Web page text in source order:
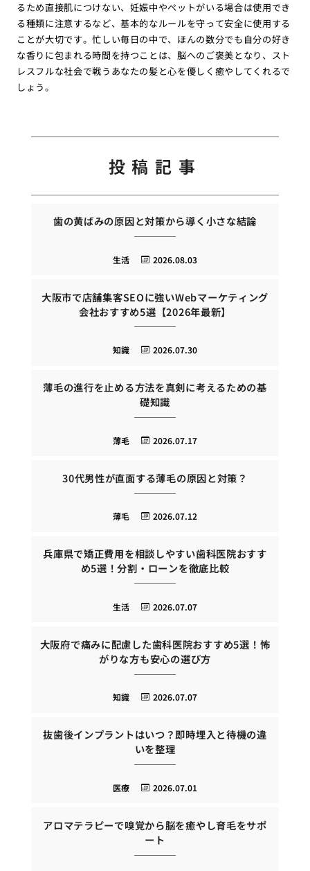
るため直接肌につけない、妊娠中やペットがいる場合は使用でき
る種類に注意するなど、基本的なルールを守って安全に使用する
ことが大切です。忙しい毎日の中で、ほんの数分でも自分の好き
な香りに包まれる時間を持つことは、脳へのご褒美となり、スト
レスフルな社会で戦うあなたの髪と心を優しく癒やしてくれるで
しょう。
投稿記事
歯の黄ばみの原因と対策から導く小さな結論
2026.08.03
生活
大阪市で店舗集客SEOに強いWebマーケティング
会社おすすめ5選【2026年最新】
2026.07.30
知識
薄毛の進行を止める方法を真剣に考えるための基
礎知識
2026.07.17
薄毛
30代男性が直面する薄毛の原因と対策？
2026.07.12
薄毛
兵庫県で矯正費用を相談しやすい歯科医院おすす
め5選！分割・ローンを徹底比較
2026.07.07
生活
大阪府で痛みに配慮した歯科医院おすすめ5選！怖
がりな方も安心の選び方
2026.07.07
知識
抜歯後インプラントはいつ？即時埋入と待機の違
いを整理
2026.07.01
医療
アロマテラピーで嗅覚から脳を癒やし育毛をサポ
ート